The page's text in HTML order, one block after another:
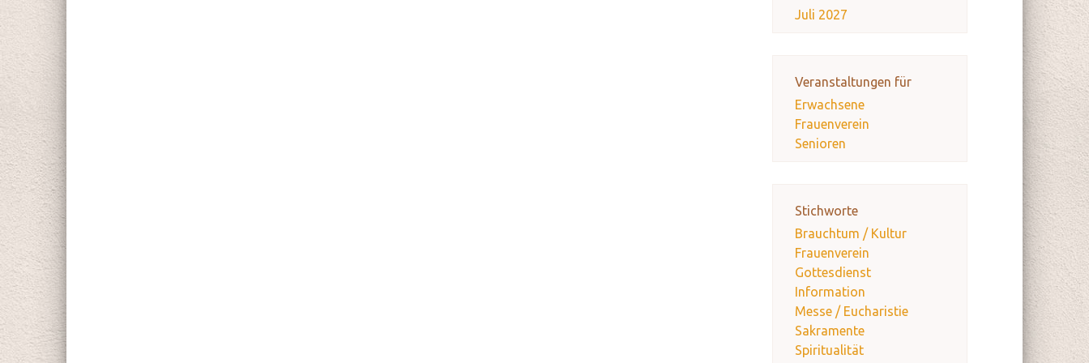
Juli 2027
Veranstaltungen für
Erwachsene
Frauenverein
Senioren
Stichworte
Brauchtum / Kultur
Frauenverein
Gottesdienst
Information
Messe / Eucharistie
Sakramente
Spiritualität